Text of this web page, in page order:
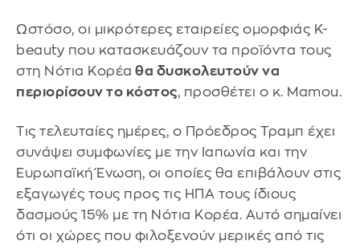
Ωστόσο, οι μικρότερες εταιρείες ομορφιάς K-
beauty που κατασκευάζουν τα προϊόντα τους
στη Νότια Κορέα θα δυσκολευτούν να
περιορίσουν το κόστος, προσθέτει ο κ. Mamou.
Τις τελευταίες ημέρες, ο Πρόεδρος Τραμπ έχει
συνάψει συμφωνίες με την Ιαπωνία και την
Ευρωπαϊκή Ένωση, οι οποίες θα επιβάλουν στις
εξαγωγές τους προς τις ΗΠΑ τους ίδιους
δασμούς 15% με τη Νότια Κορέα. Αυτό σημαίνει
ότι οι χώρες που φιλοξενούν μερικές από τις